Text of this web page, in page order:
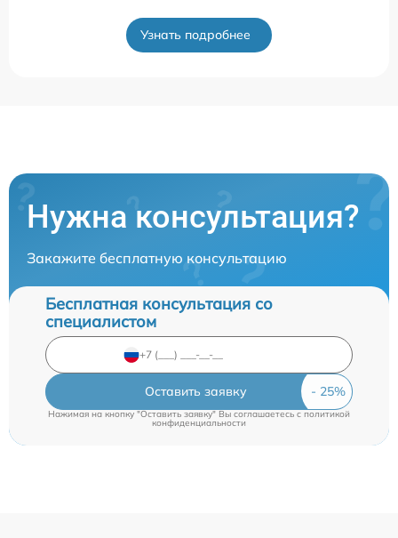
Узнать подробнее
Нужна консультация?
Закажите бесплатную консультацию
Бесплатная консультация со
специалистом
Оставить заявку
Нажимая на кнопку "Оставить заявку" Вы соглашаетесь cполитикой
конфиденциальности